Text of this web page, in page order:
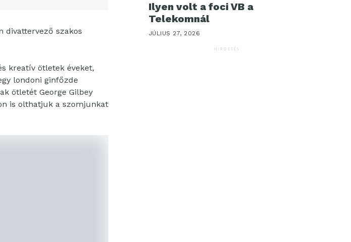
divattervező szakos
kreatív ötletek éveket,
londoni ginfőzde
ötletét George Gilbey
is olthatjuk a szomjunkat
Ilyen volt a foci VB a
Telekomnál
JÚLIUS 27, 2026
HIRDETÉS